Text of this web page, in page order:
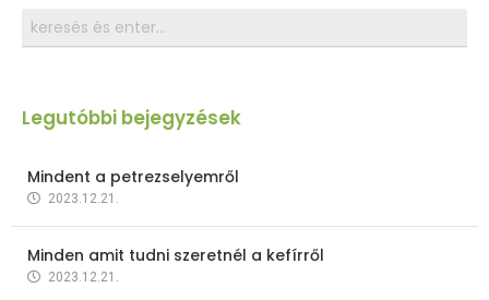
Legutóbbi bejegyzések
Mindent a petrezselyemről
2023.12.21.
Minden amit tudni szeretnél a kefírről
2023.12.21.